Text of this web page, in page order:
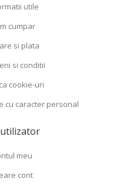
utile
cumpar
si plata
si conditii
cookie-uri
cu caracter personal
meu
cont